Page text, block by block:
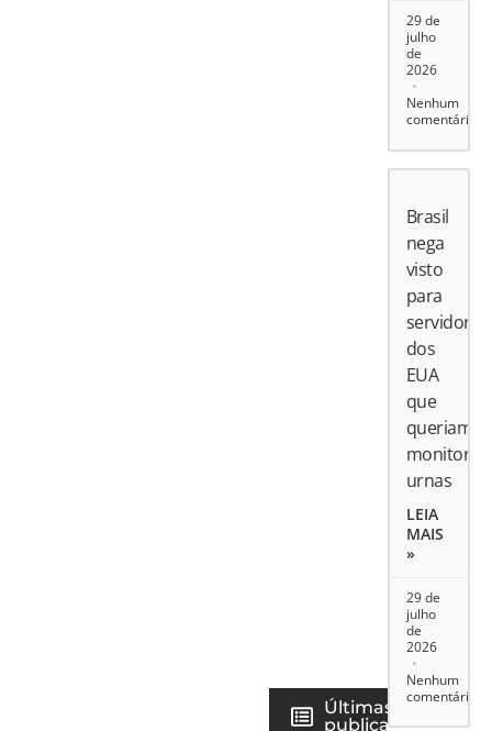
Últimas
publicações
29 de
julho
de
2026
Nenhum
comentário
Brasil
nega
visto
para
servidores
dos
EUA
que
queriam
monitorar
urnas
LEIA
MAIS
»
29 de
julho
de
2026
Nenhum
comentário